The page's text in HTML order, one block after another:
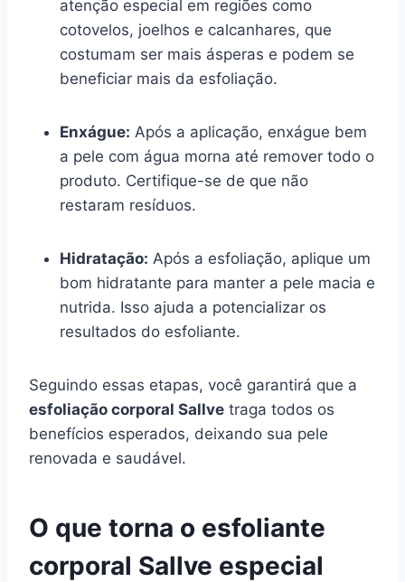
atenção especial em regiões como
cotovelos, joelhos e calcanhares, que
costumam ser mais ásperas e podem se
beneficiar mais da esfoliação.
Enxágue: Após a aplicação, enxágue bem
a pele com água morna até remover todo o
produto. Certifique-se de que não
restaram resíduos.
Hidratação: Após a esfoliação, aplique um
bom hidratante para manter a pele macia e
nutrida. Isso ajuda a potencializar os
resultados do esfoliante.
Seguindo essas etapas, você garantirá que a
esfoliação corporal Sallve traga todos os
benefícios esperados, deixando sua pele
renovada e saudável.
O que torna o esfoliante
corporal Sallve especial